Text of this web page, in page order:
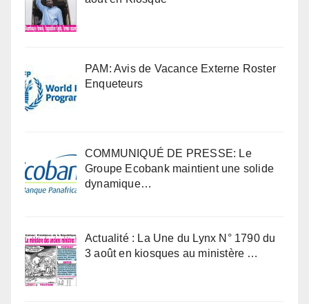
PAM: Avis de Vacance Externe Roster
Enqueteurs
COMMUNIQUÉ DE PRESSE: Le
Groupe Ecobank maintient une solide
dynamique…
Actualité : La Une du Lynx N° 1790 du
3 août en kiosques au ministère …